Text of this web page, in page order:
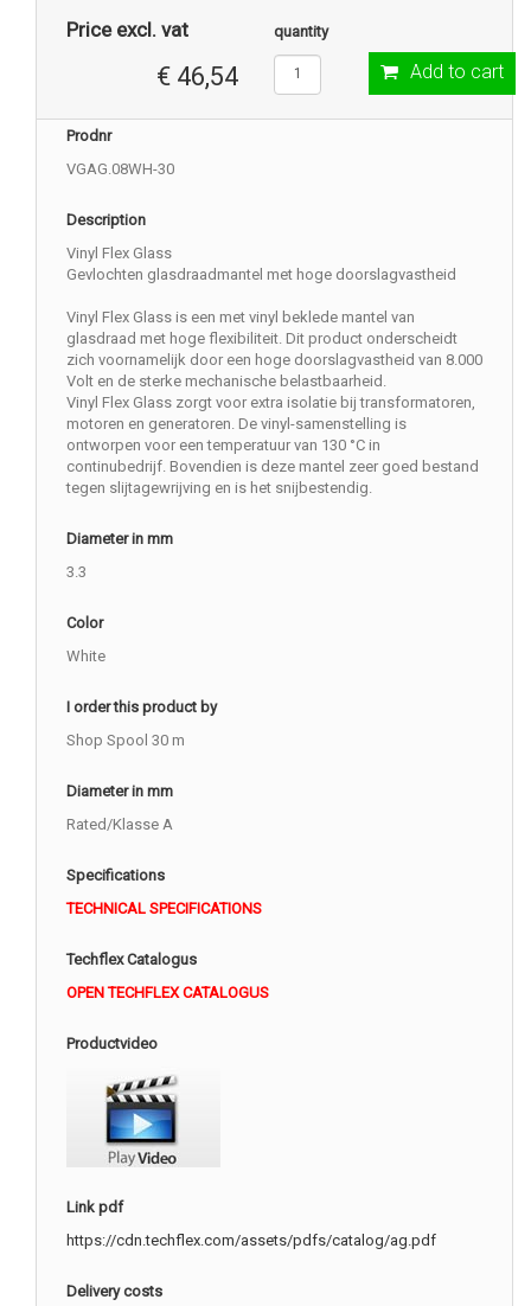
Price excl. vat
€ 46,54
quantity
Add to cart
Prodnr
VGAG.08WH-30
Description
Vinyl Flex Glass
Gevlochten glasdraadmantel met hoge doorslagvastheid
Vinyl Flex Glass is een met vinyl beklede mantel van
glasdraad met hoge flexibiliteit. Dit product onderscheidt
zich voornamelijk door een hoge doorslagvastheid van 8.000
Volt en de sterke mechanische belastbaarheid.
Vinyl Flex Glass zorgt voor extra isolatie bij transformatoren,
motoren en generatoren. De vinyl-samenstelling is
ontworpen voor een temperatuur van 130 °C in
continubedrijf. Bovendien is deze mantel zeer goed bestand
tegen slijtagewrijving en is het snijbestendig.
Diameter in mm
3.3
Color
White
I order this product by
Shop Spool 30 m
Diameter in mm
Rated/Klasse A
Specifications
TECHNICAL SPECIFICATIONS
Techflex Catalogus
OPEN TECHFLEX CATALOGUS
Productvideo
Link pdf
https://cdn.techflex.com/assets/pdfs/catalog/ag.pdf
Delivery costs